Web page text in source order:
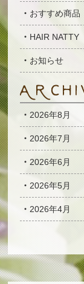
おすすめ商品
HAIR NATTY
お知らせ
2026年8月
2026年7月
2026年6月
2026年5月
2026年4月